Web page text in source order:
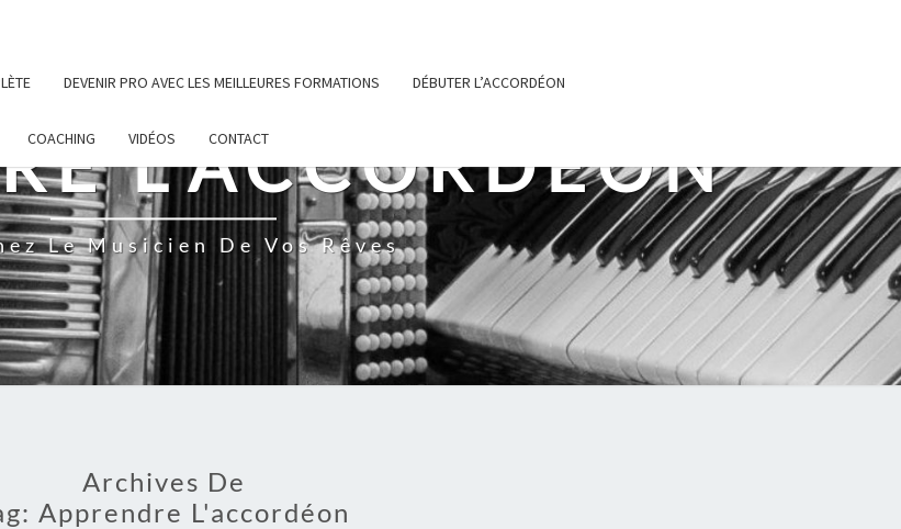
DEVENIR PRO AVEC LES MEILLEURES FORMATIONS DÉBUTER L’ACCORDÉON
COACHING VIDÉOS CONTACT
L'ACCORDÉON
Le Musicien De Vos Rêves
Archives De
Apprendre L'accordéon